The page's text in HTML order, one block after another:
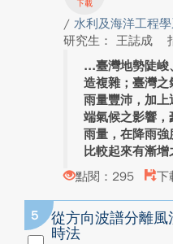
/ 水利及海洋工程
研究生： 王誌成
臺灣地勢陡峻
造複雜；臺灣
雨量豐沛，加
端氣候之影響，
雨量，在降雨
比較起來有漸
點閱：295
下
5
從方向波譜分離
時法